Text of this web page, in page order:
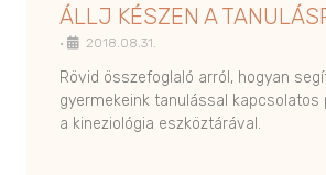
ÁLLJ KÉSZEN A
• 2018.08.31.
Rövid összefoglaló arról, hogyan
gyermekeink tanulással kapcsolatos
a kineziológia eszköztárával.